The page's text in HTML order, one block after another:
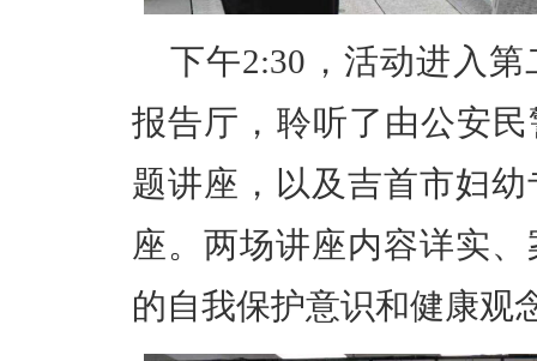
下午2:30，活动进入
报告厅，聆听了由公安
题讲座，以及吉首市妇
座。两场讲座内容详实
的自我保护意识和健康观